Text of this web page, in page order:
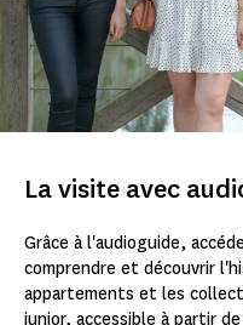
La visite avec
Grâce à l'audioguide,
comprendre et découvrir
appartements et les
junior, accessible à partir